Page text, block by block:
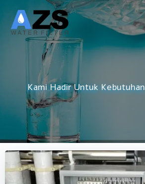
Skip
to
content
Kami Hadir Untuk Kebutuhan